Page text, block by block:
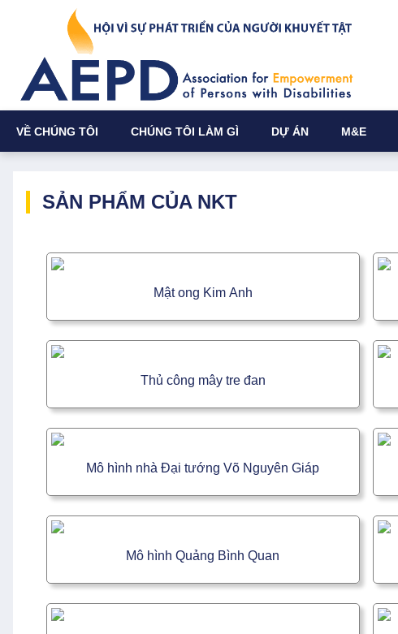
VỀ CHÚNG TÔI CHÚNG TÔI LÀM GÌ DỰ ÁN M&E
SẢN PHẨM CỦA NKT
Mật ong Kim Anh
Thủ công mây tre đan
Mô hình nhà Đại tướng Võ Nguyên Giáp
Mô hình Quảng Bình Quan